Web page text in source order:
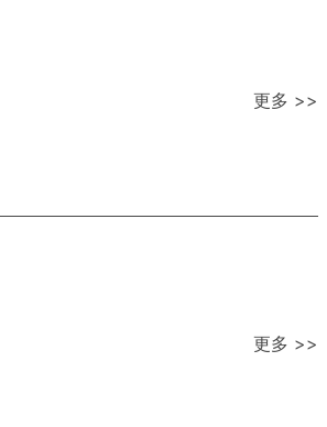
更多 >>
更多 >>